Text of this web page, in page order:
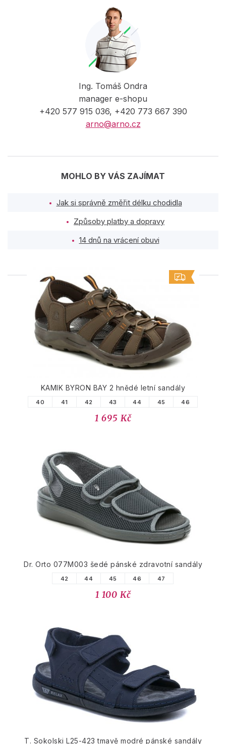
Ing. Tomáš Ondra
manager e-shopu
+420 577 915 036, +420 773 667 390
arno@arno.cz
MOHLO BY VÁS ZAJÍMAT
Jak si správně změřit délku chodidla
Způsoby platby a dopravy
14 dnů na vrácení obuvi
PODOBNÉ PRODUKTY
KAMIK BYRON BAY 2 hnědé letní sandály
40 41 42 43 44 45 46
1 695 Kč
Dr. Orto 077M003 šedé pánské zdravotní sandály
42 44 45 46 47
1 100 Kč
T. Sokolski L25-423 tmavě modré pánské sandály